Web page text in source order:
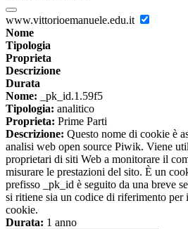
www.vittorioemanuele.edu.it
Nome
Tipologia
Proprieta
Descrizione
Durata
Nome: _pk_id.1.59f5
Tipologia: analitico
Proprieta: Prime Parti
Descrizione: Questo nome di cookie è
analisi web open source Piwik. Viene
proprietari di siti Web a monitorare il
misurare le prestazioni del sito. È un
prefisso _pk_id è seguito da una breve
si ritiene sia un codice di riferimento
cookie.
Durata: 1 anno